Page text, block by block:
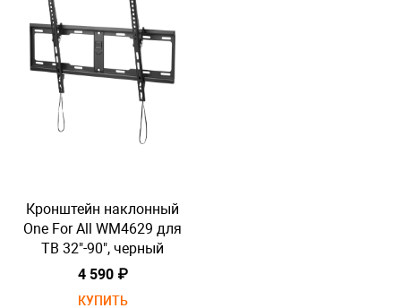
Кронштейн наклонный
One For All WM4629 для
ТВ 32"-90", черный
4 590 ₽
КУПИТЬ